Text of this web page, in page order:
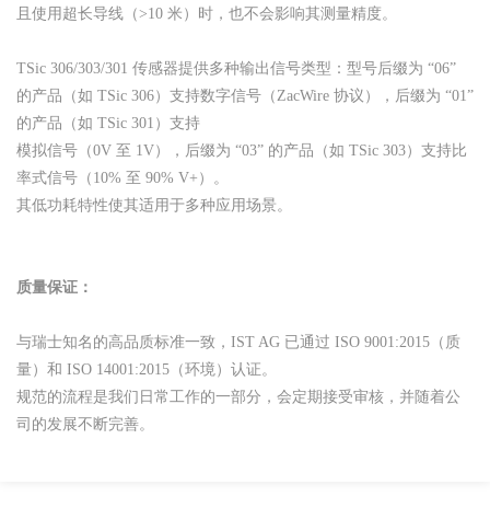
且使用超长导线（>10 米）时，也不会影响其测量精度。
TSic 306/303/301 传感器提供多种输出信号类型：型号后缀为 “06”
的产品（如 TSic 306）支持数字信号（ZacWire 协议），后缀为 “01”
的产品（如 TSic 301）支持
模拟信号（0V 至 1V），后缀为 “03” 的产品（如 TSic 303）支持比
率式信号（10% 至 90% V+）。
其低功耗特性使其适用于多种应用场景。
质量保证：
与瑞士知名的高品质标准一致，IST AG 已通过 ISO 9001:2015（质
量）和 ISO 14001:2015（环境）认证。
规范的流程是我们日常工作的一部分，会定期接受审核，并随着公
司的发展不断完善。